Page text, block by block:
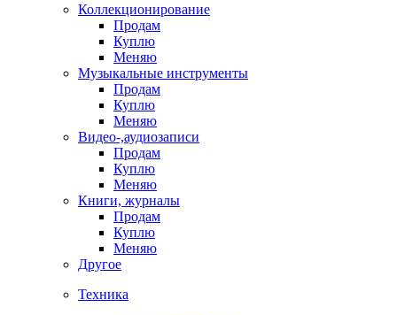
Коллекционирование
Продам
Куплю
Меняю
Музыкальные инструменты
Продам
Куплю
Меняю
Видео-,аудиозаписи
Продам
Куплю
Меняю
Книги, журналы
Продам
Куплю
Меняю
Другое
Техника